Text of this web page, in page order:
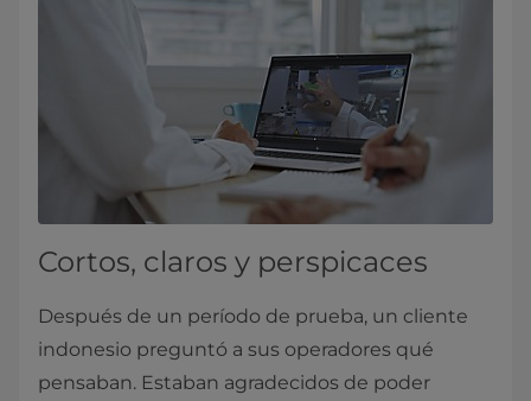
Cortos, claros y perspicaces
Después de un período de prueba, un cliente
indonesio preguntó a sus operadores qué
pensaban. Estaban agradecidos de poder